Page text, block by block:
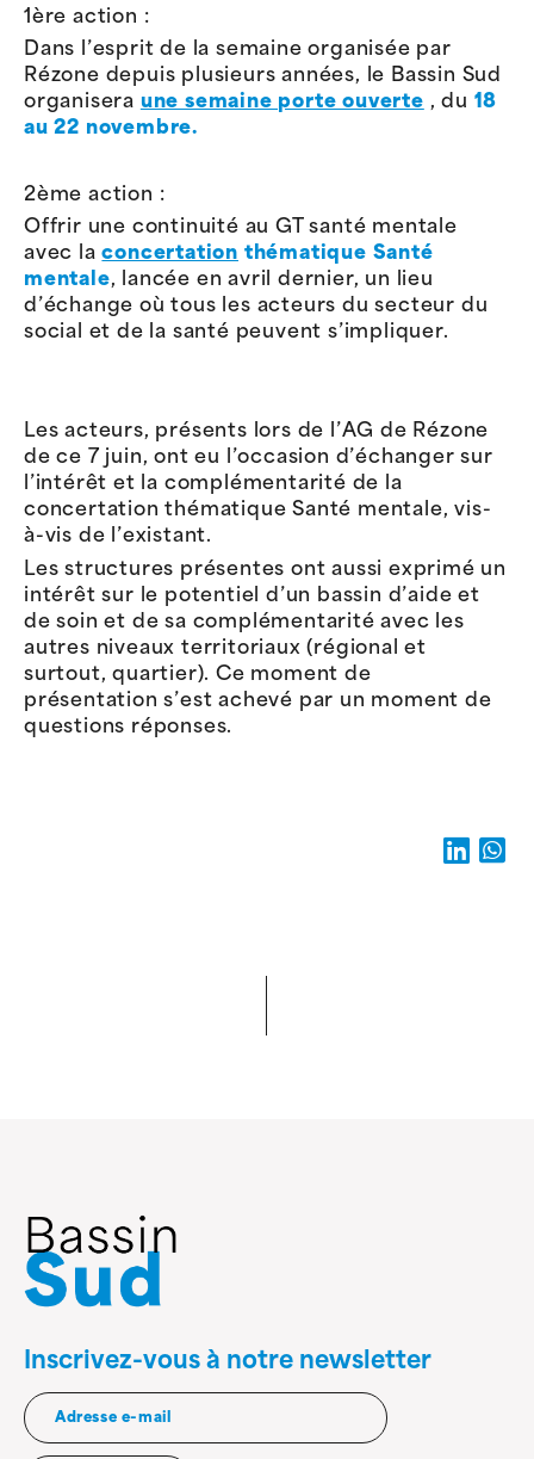
1ère action :
Dans l’esprit de la semaine organisée par
Rézone depuis plusieurs années, le Bassin Sud
organisera une semaine porte ouverte , du 18
au 22 novembre.
2ème action :
Offrir une continuité au GT santé mentale
avec laconcertation thématique Santé
mentale, lancée en avril dernier, un
lieu
d’échange où tous les acteurs du secteur du
social et de la santé peuvent s’impliquer.
Les acteurs, présents lors de l’AG de Rézone
de ce 7 juin, onteu l’occasion d’échanger sur
l’intérêt et la complémentarité de la
concertation thématique Santé mentale, vis-
à-vis de l’existant.
Les structures présentes ont aussi exprimé un
intérêt sur le potentiel d’un bassin d’aide et
de soin et de sa complémentarité avec les
autres niveaux territoriaux (régional et
surtout, quartier).Ce moment de
présentation s’est achevé par un moment de
questions réponses.
Inscrivez-vous à notre newsletter